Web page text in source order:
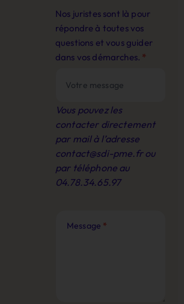
Nos juristes sont là pour
répondre à toutes vos
questions et vous guider
dans vos démarches. *
Vous pouvez les
contacter directement
par mail à l’adresse
contact@sdi-pme.frou
par téléphone au
04.78.34.65.97
Message *